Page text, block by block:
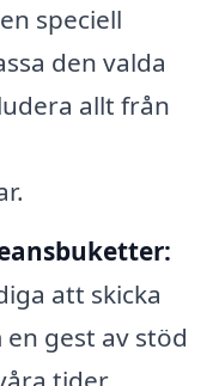
speciell
den valda
allt från
att skicka
gest av stöd